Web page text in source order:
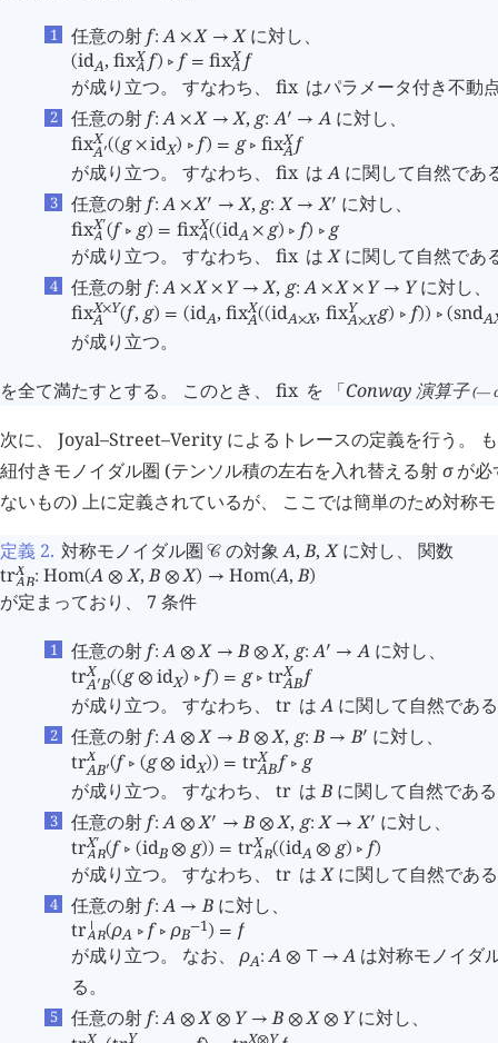
任意の射f: A × X → Xに対し、
(idA, fixA
X f) 󰖡 f = fixA
X f
が成り立つ。 すなわち、 fix はパラメータ付き不動
任意の射f: A × X → X, g: A󰎘 → Aに対し、
fixA󰎘
X ((g × idX) 󰖡 f) = g 󰖡 fixA
X f
が成り立つ。 すなわち、 fix はAに関して自然であ
任意の射f: A × X󰎘 → X, g: X → X󰎘 に対し、
fixA
X󰎘
(f 󰖡 g) = fixA
X((idA × g) 󰖡 f) 󰖡 g
が成り立つ。 すなわち、 fix はXに関して自然であ
任意の射f: A × X × Y → X, g: A × X × Y → Yに対し、
fixA
X×Y(f, g) = (idA, fixA
X((idA×X, fixA×X
Y g) 󰖡 f )) 󰖡 (sndA
が成り立つ。
を全て満たすとする。 このとき、 fix を 「Conway 演算子(—
次に、 Joyal–Street–Verity によるトレースの定義を行う。
紐付きモノイダル圏 (テンソル積の左右を入れ替える射σが必
ないもの) 上に定義されているが、 ここでは簡単のため対称
定義 2. 対称モノイダル圏󰒚 の対象A, B, Xに対し、 関数
trAB
X : Hom(A ⊗ X, B ⊗ X) → Hom(A, B)
が定まっており、 7 条件
任意の射f: A ⊗ X → B ⊗ X, g: A󰎘 → Aに対し、
trA󰎘B
X ((g ⊗ idX) 󰖡 f) = g 󰖡 trAB
X
f
が成り立つ。 すなわち、 tr はAに関して自然であ
任意の射f: A ⊗ X → B ⊗ X, g: B → B󰎘 に対し、
trAB󰎘
X (f 󰖡 ( g ⊗ idX)) = trAB
X f 󰖡 g
が成り立つ。 すなわち、 tr はBに関して自然であ
任意の射f: A ⊗ X󰎘 → B ⊗ X, g: X → X󰎘 に対し、
trAB
X󰎘
(f 󰖡 (idB ⊗ g)) = trAB
X ((idA ⊗ g) 󰖡 f)
が成り立つ。 すなわち、 tr はXに関して自然であ
任意の射f: A → Bに対し、
trAB
⊤ (ρA 󰖡 f 󰖡 ρB−1 ) = f
が成り立つ。 なお、 ρA: A ⊗ → A は対称モノイダ
る。
任意の射f: A ⊗ X ⊗ Y → B ⊗ X ⊗ Yに対し、
X Y X Y